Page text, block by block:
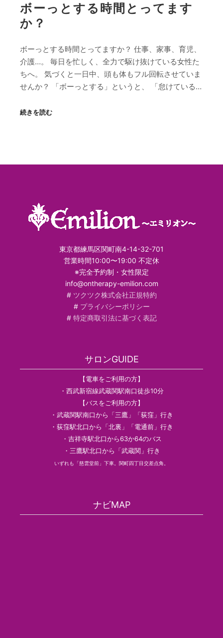
ボーっとする時間とってます
か？
ボーっとする時間とってますか？ 仕事、家事、育児、
介護…。 毎日を忙しく、全力で駆け抜けている女性た
ちへ。 気づくと一日中、頭も体もフル回転させていま
せんか？ 「ボーっとする」というと、 「怠けている…
続きを読む
東京都練馬区関町南4-14-32-701
営業時間10:00〜19:00 不定休
※完全予約制・女性限定
info@ontherapy-emilion.com
# ツクツク株式会社正規特約
# プライバシーポリシー
# 特定商取引法に基づく表記
サロンGUIDE
【電車をご利用の方】
・西武新宿線武蔵関駅南口徒歩10分
【バスをご利用の方】
・武蔵関駅南口から「三鷹」「荻窪」行き
・荻窪駅北口から「北裏」「電通前」行き
・吉祥寺駅北口から63か64のバス
・三鷹駅北口から「武蔵関」行き
いずれも「慈雲堂前」下車。関町四丁目交差点角。
ナビMAP